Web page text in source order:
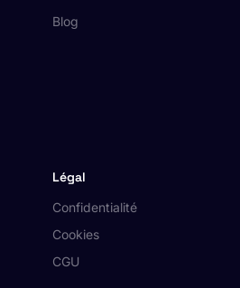
Blog
Légal
Confidentialité
Cookies
CGU